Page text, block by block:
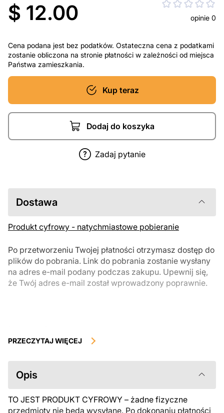
$ 12.00 opinie 0
Cena podana jest bez podatków. Ostateczna cena z podatkami
zostanie obliczona na stronie płatności w zależności od miejsca
Państwa zamieszkania.
Kup teraz
Dodaj do koszyka
Zadaj pytanie
Dostawa
Produkt cyfrowy - natychmiastowe pobieranie
Po przetworzeniu Twojej płatności otrzymasz dostęp do
plików do pobrania. Link do pobrania zostanie wysłany
na adres e-mail podany podczas zakupu. Upewnij się,
że Twój adres e-mail został wprowadzony poprawnie.
podlegają zwrotowi ani wymianie po ich pobraniu. Zalecamy
przed zakupem. Jeśli masz jakiekolwiek problemy z zamówieniem,
skontaktuj się bezpośrednio ze sprzedawcą.
PRZECZYTAJ WIĘCEJ
Opis
TO JEST PRODUKT CYFROWY – żadne fizyczne
przedmioty nie będą wysyłane. Po dokonaniu płatności